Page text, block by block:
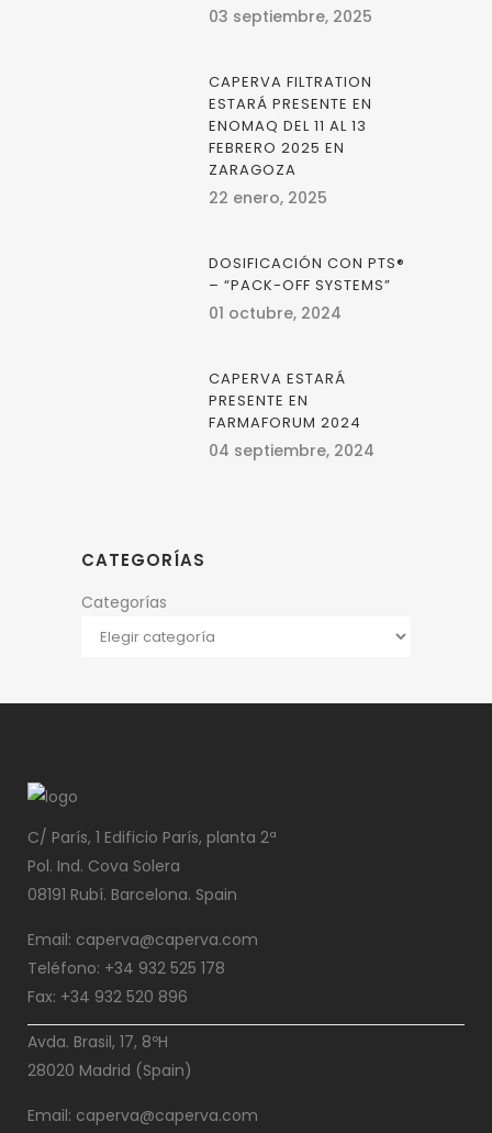
03 septiembre, 2025
CAPERVA FILTRATION
ESTARÁ PRESENTE EN
ENOMAQ DEL 11 AL 13
FEBRERO 2025 EN
ZARAGOZA
22 enero, 2025
DOSIFICACIÓN CON PTS®
– “PACK-OFF SYSTEMS”
01 octubre, 2024
CAPERVA ESTARÁ
PRESENTE EN
FARMAFORUM 2024
04 septiembre, 2024
CATEGORÍAS
Categorías
C/ París, 1 Edificio París, planta 2ª
Pol. Ind. Cova Solera
08191 Rubí. Barcelona. Spain
Email: caperva@caperva.com
Teléfono: +34 932 525 178
Fax: +34 932 520 896
Avda. Brasil, 17, 8ºH
28020 Madrid (Spain)
Email: caperva@caperva.com